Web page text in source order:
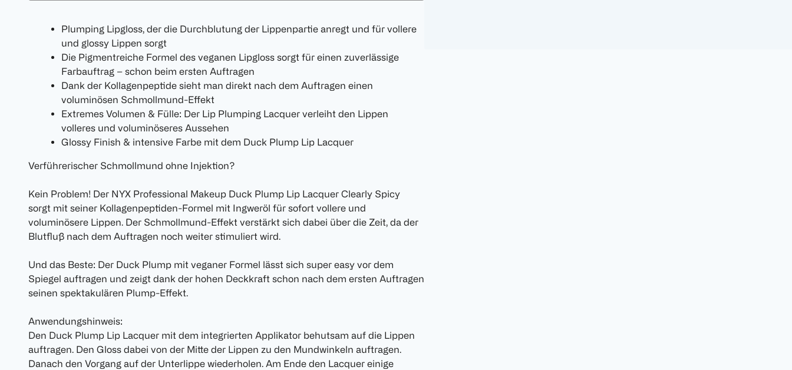
Plumping Lipgloss, der die Durchblutung der Lippenpartie anregt und für vollere
und glossy Lippen sorgt
Die Pigmentreiche Formel des veganen Lipgloss sorgt für einen zuverlässige
Farbauftrag – schon beim ersten Auftragen
Dank der Kollagenpeptide sieht man direkt nach dem Auftragen einen
voluminösen Schmollmund-Effekt
Extremes Volumen & Fülle: Der Lip Plumping Lacquer verleiht den Lippen
volleres und voluminöseres Aussehen
Glossy Finish & intensive Farbe mit dem Duck Plump Lip Lacquer
Verführerischer Schmollmund ohne Injektion?
Kein Problem! Der NYX Professional Makeup Duck Plump Lip Lacquer Clearly Spicy
sorgt mit seiner Kollagenpeptiden-Formel mit Ingweröl für sofort vollere und
voluminösere Lippen. Der Schmollmund-Effekt verstärkt sich dabei über die Zeit, da der
Blutfluß nach dem Auftragen noch weiter stimuliert wird.
Und das Beste: Der Duck Plump mit veganer Formel lässt sich super easy vor dem
Spiegel auftragen und zeigt dank der hohen Deckkraft schon nach dem ersten Auftragen
seinen spektakulären Plump-Effekt.
Anwendungshinweis:
Den Duck Plump Lip Lacquer mit dem integrierten Applikator behutsam auf die Lippen
auftragen. Den Gloss dabei von der Mitte der Lippen zu den Mundwinkeln auftragen.
Danach den Vorgang auf der Unterlippe wiederholen. Am Ende den Lacquer einige